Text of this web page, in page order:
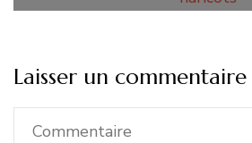
Laisser un commentaire